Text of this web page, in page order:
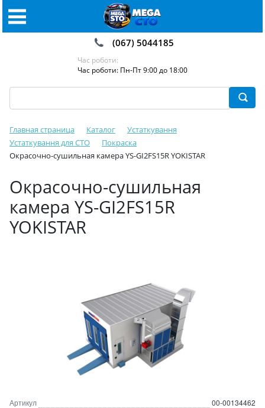
(067) 5044185
Час роботи:
Час роботи: Пн-Пт 9:00 до 18:00
Главная страница Каталог
Устаткування
Устаткування для СТО
Покраска
Окрасочно-сушильная камера YS-GI2FS15R YOKISTAR
Окрасочно-сушильная
камера YS-GI2FS15R
YOKISTAR
Артикул 00-00134462